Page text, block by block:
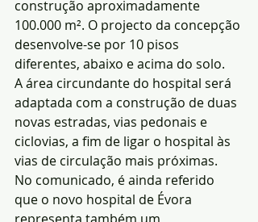
construção aproximadamente
100.000 m². O projecto da concepção
desenvolve-se por 10 pisos
diferentes, abaixo e acima do solo.
A área circundante do hospital será
adaptada com a construção de duas
novas estradas, vias pedonais e
ciclovias, a fim de ligar o hospital às
vias de circulação mais próximas.
No comunicado, é ainda referido
que o novo hospital de Évora